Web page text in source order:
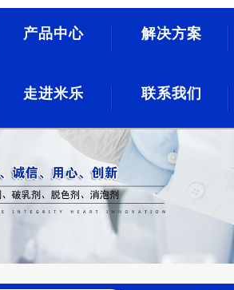
产品中心 解决方案
走进米乐 联系我们